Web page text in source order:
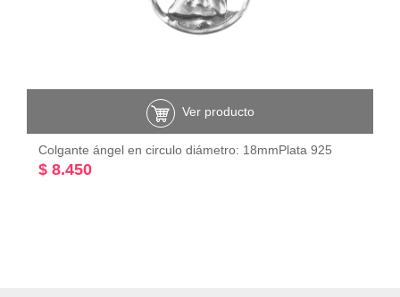
Ver producto
Colgante ángel en circulo diámetro: 18mmPlata 925
$ 8.450